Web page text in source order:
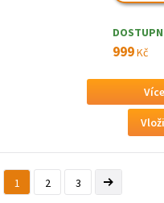
999Kč
1 2 3